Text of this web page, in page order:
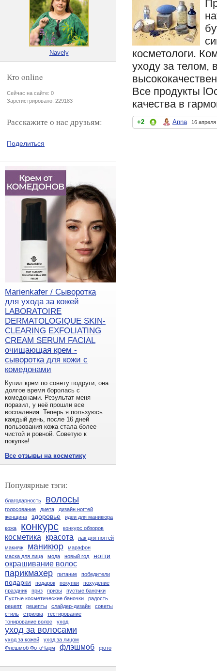
косметологи.
уходу за телом,
Все продукты
качества в
+2 Anna 16
Navely
Кто online
Сейчас на сайте: 0
Зарегистрировано: 229183
Расскажите о нас друзьям:
Поделиться
Marienkafer / Сыворотка
для ухода за кожей
LABORATOIRE
DERMATOLOGIQUE SKIN-
CLEARING EXFOLIATING
CREAM SERUM FACIAL
очищающая крем -
сыворотка для кожи с
комедонами
Купил крем по совету подруги, она
долгое время боролась с
комедонами. Результат меня
поразил, у неё прошли все
воспаления. Теперь я пользуюсь
каждый день, после 16 дней
пользования кожа стала более
чистой и ровной. Советую к
покупке!
Все отзывы на косметику
Популярные тэги:
благодарность волосы
голосование диета
дизайн ногтей
женщина
здоровье
идеи для маникюра
кожа
конкурс конкурс обзоров
косметика красота
лак для ногтей
макияж
маникюр
марафон
маска для лица
мода новый год ногти
окрашивание волос
парикмахер питание победители
подарки подарок покупки
похудение
праздник
приз призы
пустые баночки
Пустые косметические баночки
радость
рецепт
рецепты слайдер-дизайн
советы
стиль
стрижка
тестирование
тонирование волос
уход
уход за волосами
уход за кожей
уход за лицом
Флешмоб ФотоЧарм
флэшмоб фото